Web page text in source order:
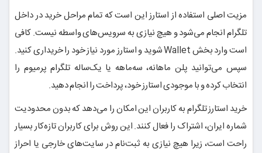
مزیت اصلی استفاده از استارز این است که تمام مراحل خرید در داخل
تلگرام انجام می‌شود و هیچ نیازی به سرویس‌های واسطه نیست. کافی
است وارد بخش Wallet شوید و استارز مورد نیاز خود را خریداری کنید.
سپس می‌توانید پلن ماهانه، سه‌ماهه یا یک‌ساله تلگرام پرمیوم را
انتخاب کرده و با موجودی استارز خود، پرداخت را انجام دهید.
خرید استارز تلگرام به کاربران این امکان را می‌دهد که بدون محدودیت
شماره ایران، اشتراک را فعال کنند. این روش برای کاربران تازه‌کار بسیار
راحت است، زیرا هیچ نیازی به ثبت‌نام در سایت‌های خارجی یا احراز